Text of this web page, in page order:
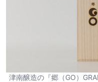
津南醸造の『郷（GO）